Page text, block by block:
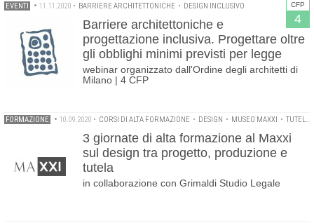
CFP
4
EVENTI • 11.11.2020 • BARRIERE ARCHITETTONICHE • DESIGN INCLUSIVO
Barriere architettoniche e
progettazione inclusiva. Progettare oltre
gli obblighi minimi previsti per legge
webinar organizzato dall'Ordine degli architetti di
Milano | 4 CFP
FORMAZIONE • 10.09.2020 • CORSI DI ALTA FORMAZIONE • DESIGN • MUSEO MAXXI • TUTELA DESIGN
3 giornate di alta formazione al Maxxi
sul design tra progetto, produzione e
tutela
in collaborazione con Grimaldi Studio Legale